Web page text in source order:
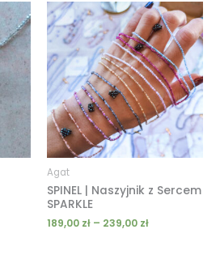
zł
zł
Agat
SPINEL | Naszyjnik z Sercem
SPARKLE
189,00 zł – 239,00 zł
Zakres
cen:
od
189,00 zł
do
239,00 zł